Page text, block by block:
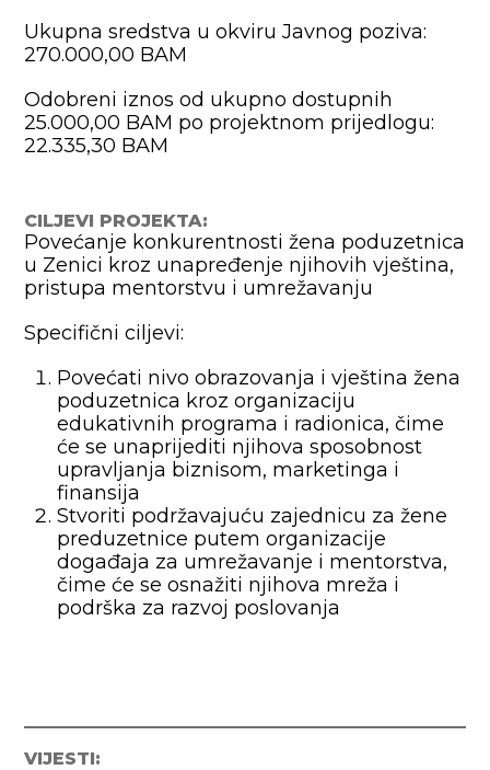
Ukupna sredstva u okviru Javnog poziva:
270.000,00 BAM
Odobreni iznos od ukupno dostupnih
25.000,00 BAM po projektnom prijedlogu:
22.335,30 BAM
CILJEVI PROJEKTA:
Povećanje konkurentnosti žena poduzetnica
u Zenici kroz unapređenje njihovih vještina,
pristupa mentorstvu i umrežavanju
Specifični ciljevi:
Povećati nivo obrazovanja i vještina žena
poduzetnica kroz organizaciju
edukativnih programa i radionica, čime
će se unaprijediti njihova sposobnost
upravljanja biznisom, marketinga i
finansija
Stvoriti podržavajuću zajednicu za žene
preduzetnice putem organizacije
događaja za umrežavanje i mentorstva,
čime će se osnažiti njihova mreža i
podrška za razvoj poslovanja
VIJESTI: